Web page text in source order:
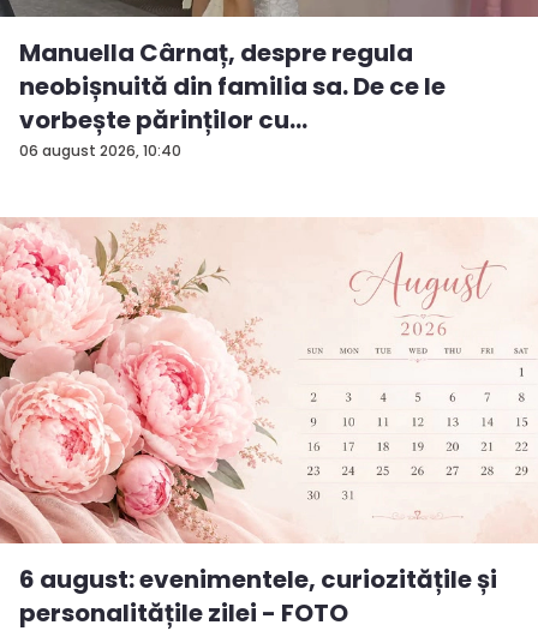
06 august 2026, 10:40
Manuella Cârnaț, despre regula
neobișnuită din familia sa. De ce le
vorbește părinților cu
„dumneavoastră...
6 august: evenimentele, curiozitățile și
personalitățile zilei - FOTO